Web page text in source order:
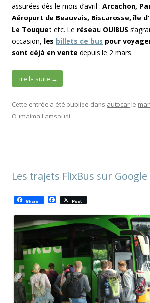
assurées dès le mois d’avril : Arcachon,
Aéroport de Beauvais, Biscarosse, île
Le Touquet etc. Le réseau OUIBUS
occasion, les billets de bus pour
sont déjà en vente depuis le 2 mars.
Lire la suite →
Cette entrée a été publiée dans autocar le
Oumaima Lamsoudi.
Les trajets FlixBus sur Google
Share
a
c
e
o
o
k
Post